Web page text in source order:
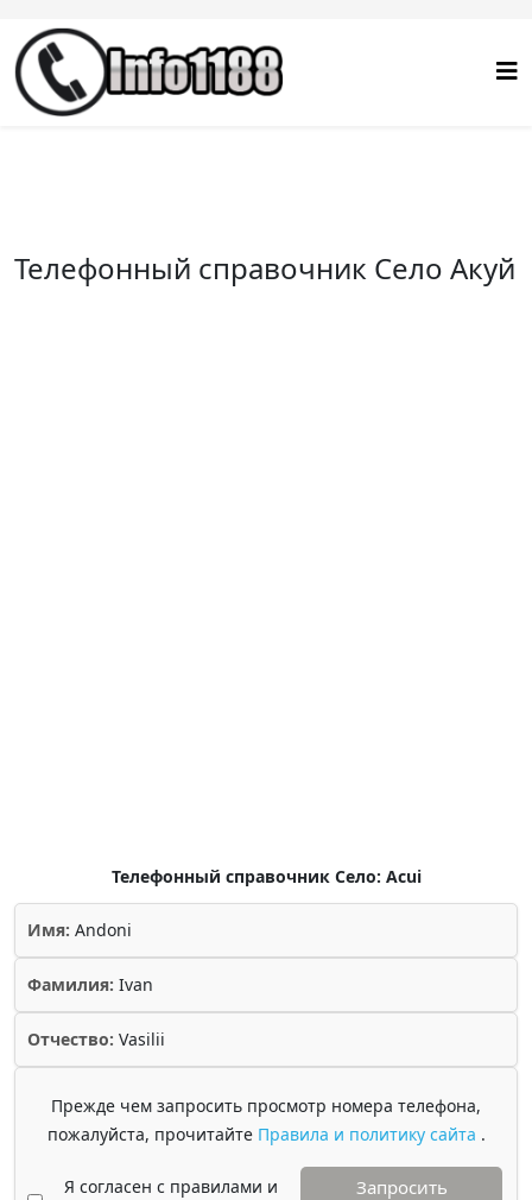
Телефонный справочник Село Акуй
Телефонный справочник Село: Acui
Имя: Andoni
Фамилия: Ivan
Отчество: Vasilii
Прежде чем запросить просмотр номера телефона,
пожалуйста, прочитайте Правила и политику сайта .
Я согласен с правилами и
Запросить